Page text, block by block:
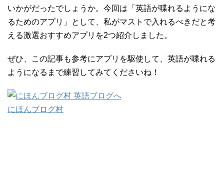
いかがだったでしょうか。今回は「英語が喋れるようにな
るためのアプリ」として、私がマストで入れるべきだと考
える激選おすすめアプリを2つ紹介しました。
ぜひ、この記事も参考にアプリを駆使して、英語が喋れる
ようになるまで練習してみてくださいね！
にほんブログ村